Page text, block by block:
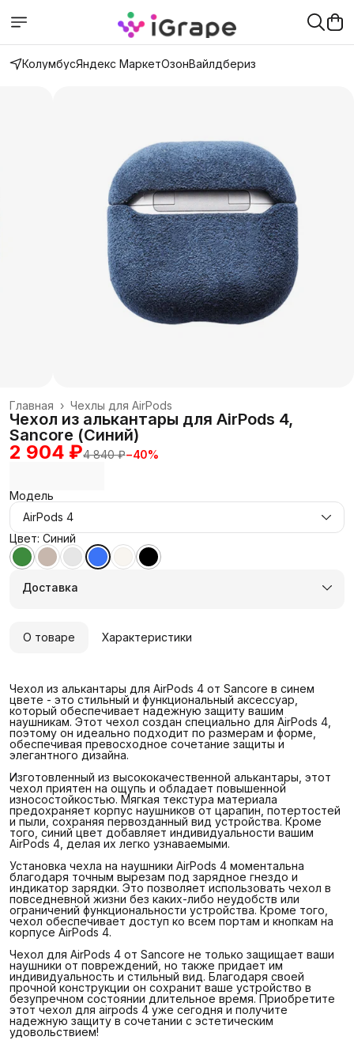
КолумбусЯндекс МаркетОзонВайлдбериз
Чехлы для AirPods
Главная ›
Чехол из алькантары для AirPods 4,
Sancore (Синий)
2 904 ₽4 840 ₽−40%
Модель
AirPods 4
Цвет: Синий
Доставка
О товаре Характеристики
Чехол из алькантары для AirPods 4 от Sancore в синем
цвете - это стильный и функциональный аксессуар,
который обеспечивает надежную защиту вашим
наушникам. Этот чехол создан специально для AirPods 4,
поэтому он идеально подходит по размерам и форме,
обеспечивая превосходное сочетание защиты и
элегантного дизайна.
Изготовленный из высококачественной алькантары, этот
чехол приятен на ощупь и обладает повышенной
износостойкостью. Мягкая текстура материала
предохраняет корпус наушников от царапин, потертостей
и пыли, сохраняя первозданный вид устройства. Кроме
того, синий цвет добавляет индивидуальности вашим
AirPods 4, делая их легко узнаваемыми.
Установка чехла на наушники AirPods 4 моментальна
благодаря точным вырезам под зарядное гнездо и
индикатор зарядки. Это позволяет использовать чехол в
повседневной жизни без каких-либо неудобств или
ограничений функциональности устройства. Кроме того,
чехол обеспечивает доступ ко всем портам и кнопкам на
корпусе AirPods 4.
Чехол для AirPods 4 от Sancore не только защищает ваши
наушники от повреждений, но также придает им
индивидуальность и стильный вид. Благодаря своей
прочной конструкции он сохранит ваше устройство в
безупречном состоянии длительное время. Приобретите
этот чехол для airpods 4 уже сегодня и получите
надежную защиту в сочетании с эстетическим
удовольствием!